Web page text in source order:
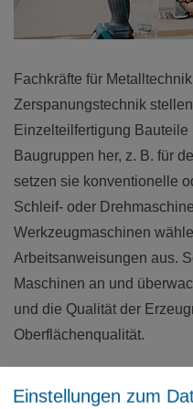
Fachkräfte für
Zerspanungstechnik
Einzelteilfertigung Bauteile
Baugruppen her, z. B. für
setzen sie konventionelle
Schleif- oder
Werkzeugmaschinen
Arbeitsanweisungen aus.
Maschinen an und
und die Qualität der
Oberflächenqualität.
Montagetechnik
Einstellungen zum